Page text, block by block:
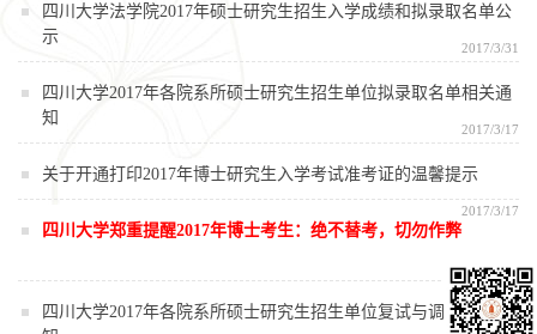
四川大学法学院2017年硕士研究生招生入学成绩和拟录取名单公
示
2017/3/31
四川大学2017年各院系所硕士研究生招生单位拟录取名单相关通
知
2017/3/17
关于开通打印2017年博士研究生入学考试准考证的温馨提示
2017/3/17
四川大学郑重提醒2017年博士考生：绝不替考，切勿作弊
2017/3/14
四川大学2017年各院系所硕士研究生招生单位复试与调剂相关通